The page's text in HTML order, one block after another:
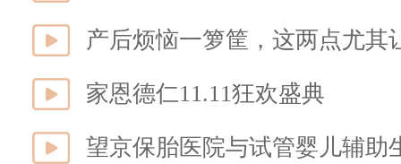
产后烦恼一箩筐，这两点尤其
家恩德仁11.11狂欢盛典
望京保胎医院与试管婴儿辅助